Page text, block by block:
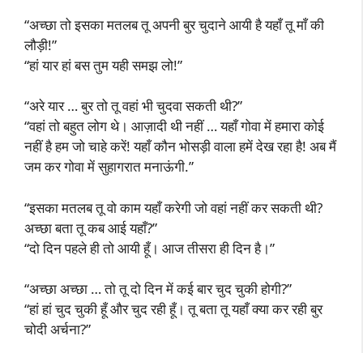
“अच्छा तो इसका मतलब तू अपनी बुर चुदाने आयी है यहाँ तू माँ की
लौड़ी!”
“हां यार हां बस तुम यही समझ लो!”
“अरे यार … बुर तो तू वहां भी चुदवा सकती थी?”
“वहां तो बहुत लोग थे। आज़ादी थी नहीं … यहाँ गोवा में हमारा कोई
नहीं है हम जो चाहे करें! यहाँ कौन भोसड़ी वाला हमें देख रहा है! अब मैं
जम कर गोवा में सुहागरात मनाऊंगी.”
“इसका मतलब तू वो काम यहाँ करेगी जो वहां नहीं कर सकती थी?
अच्छा बता तू कब आई यहाँ?”
“दो दिन पहले ही तो आयी हूँ। आज तीसरा ही दिन है।”
“अच्छा अच्छा … तो तू दो दिन में कई बार चुद चुकी होगी?”
“हां हां चुद चुकी हूँ और चुद रही हूँ। तू बता तू यहाँ क्या कर रही बुर
चोदी अर्चना?”